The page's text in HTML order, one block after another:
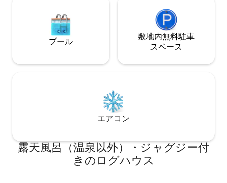
プール
敷地内無料駐⁠車
ス⁠ペ⁠ー⁠ス
エアコン
露天風呂（温泉以外）・ジャグジー付
きのログハウス